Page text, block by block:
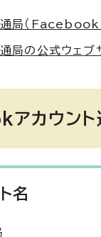
局（Facebook
局の公式ウェブ
カウント
名